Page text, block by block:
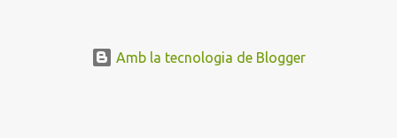
entre 40 i 50 minuts. Poseu la carn picada en un bol i barregeu-la
Amb la tecnologia de Blogger